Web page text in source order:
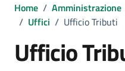
Home / Amministrazione
/ Uffici / Ufficio Tributi
Ufficio